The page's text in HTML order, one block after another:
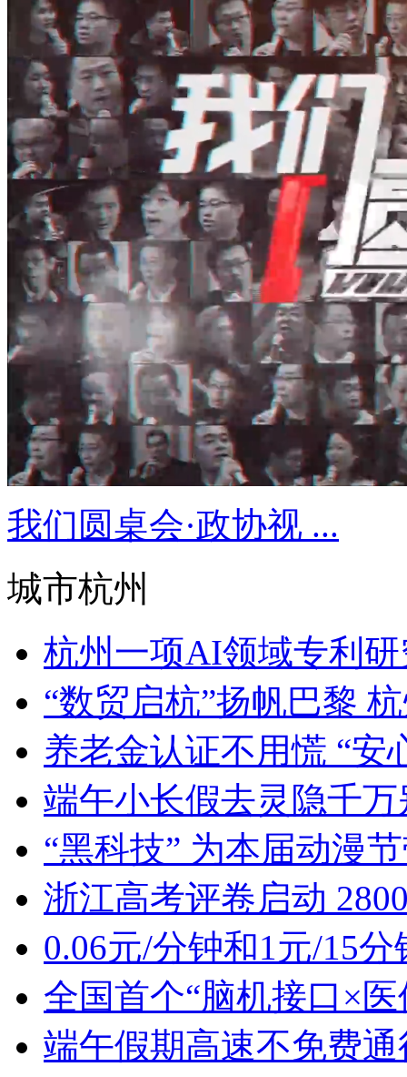
我们圆桌会·政协视 ...
城市杭州
杭州一项AI领域专利
“数贸启杭”扬帆巴黎
养老金认证不用慌 “安
端午小长假去灵隐千
“黑科技” 为本届动漫
浙江高考评卷启动
0.06元/分钟和1元/15分
全国首个“脑机接口×
端午假期高速不免费